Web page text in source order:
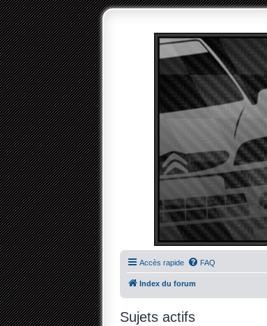
Accès rapide FAQ
Index du forum
Sujets actifs